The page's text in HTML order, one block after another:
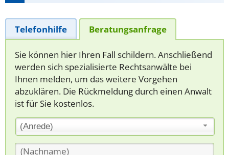
Telefonhilfe Beratungsanfrage
Sie können hier Ihren Fall schildern. Anschließend
werden sich spezialisierte Rechtsanwälte bei
Ihnen melden, um das weitere Vorgehen
abzuklären. Die Rückmeldung durch einen Anwalt
ist für Sie kostenlos.
(Anrede)